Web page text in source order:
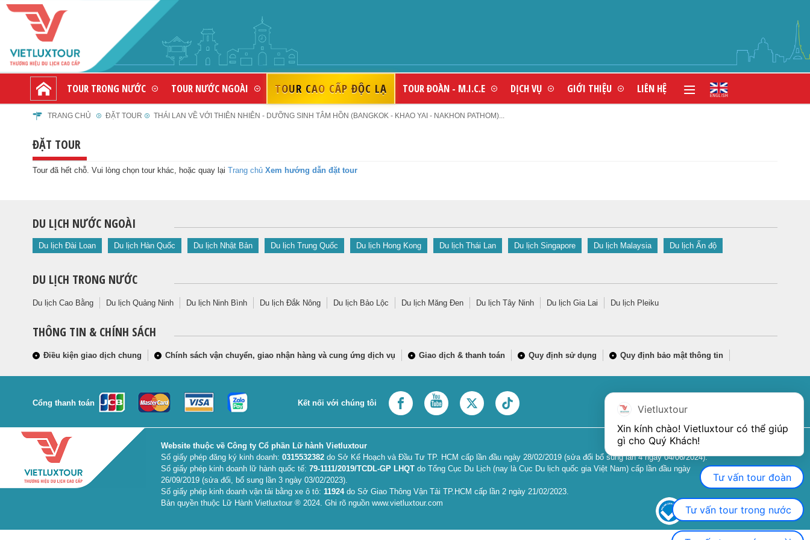
TOUR TRONG NƯỚC TOUR NƯỚC NGOÀI TOUR CAO CẤP ĐỘC LẠ TOUR ĐOÀN - M.I.C.E DỊCH VỤ GIỚI THIỆU LIÊN HỆ
TRANG CHỦ ĐẶT TOUR THÁI LAN VỀ VỚI THIÊN NHIÊN - DƯỠNG SINH TÂM HỒN (BANGKOK - KHAO YAI - NAKHON PATHOM)...
ĐẶT TOUR
Tour đã hết chỗ. Vui lòng chọn tour khác, hoặc quay lại Trang chủ Xem hướng dẫn đặt tour
DU LỊCH NƯỚC NGOÀI
Du lịch Đài Loan Du lịch Hàn Quốc Du lịch Nhật Bản Du lịch Trung Quốc Du lịch Hong Kong Du lịch Thái Lan Du lịch Singapore Du lịch Malaysia Du lịch Ấn độ
DU LỊCH TRONG NƯỚC
Du lịch Cao Bằng Du lịch Quảng Ninh Du lịch Ninh Bình Du lịch Đắk Nông Du lịch Bảo Lộc Du lịch Măng Đen Du lịch Tây Ninh Du lịch Gia Lai Du lịch Pleiku
THÔNG TIN & CHÍNH SÁCH
Điều kiện giao dịch chung Chính sách vận chuyển, giao nhận hàng và cung ứng dịch vụ Giao dịch & thanh toán Quy định sử dụng Quy định bảo mật thông tin
Cổng thanh toán Kết nối với chúng tôi
Website thuộc về Công ty Cổ phần Lữ hành Vietluxtour
Số giấy phép đăng ký kinh doanh:0315532382 do Sở Kế Hoạch và Đầu Tư TP. HCM cấp lần đầu ngày 28/02/2019 (sửa đổi bổ sung lần 4 ngày 04/06/2024).
Số giấy phép kinh doanh lữ hành quốc tế:79-1111/2019/TCDL-GP LHQT do Tổng Cục Du Lịch (nay là Cục Du lịch quốc gia Việt Nam) cấp lần đầu ngày
26/09/2019 (sửa đổi, bổ sung lần 3 ngày 03/02/2023).
Số giấy phép kinh doanh vận tải bằng xe ô tô:11924do Sở Giao Thông Vận Tải TP.HCM cấp lần 2 ngày 21/02/2023.
Bản quyền thuộc Lữ Hành Vietluxtour ® 2024. Ghi rõ nguồn www.vietluxtour.com
Vietluxtour
Xin kính chào! Vietluxtour có thể giúp
gì cho Quý Khách!
Tư vấn tour đoàn
Tư vấn tour trong nước